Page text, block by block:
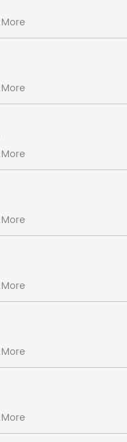
More
More
More
More
More
More
More